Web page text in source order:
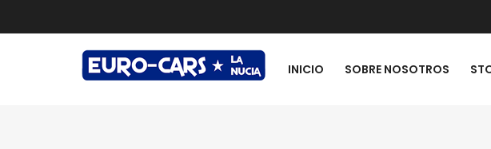
INICIO SOBRE NOSOTROS